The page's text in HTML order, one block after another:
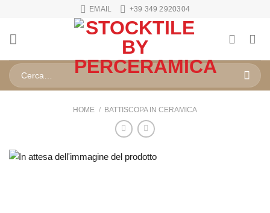
contenuti
EMAIL +39 349 2920304
Cerca:
HOME / BATTISCOPA IN CERAMICA